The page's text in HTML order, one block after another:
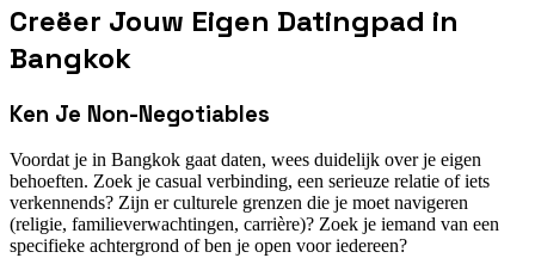
Creëer Jouw Eigen Datingpad in
Bangkok
Ken Je Non-Negotiables
Voordat je in Bangkok gaat daten, wees duidelijk over je eigen
behoeften. Zoek je casual verbinding, een serieuze relatie of iets
verkennends? Zijn er culturele grenzen die je moet navigeren
(religie, familieverwachtingen, carrière)? Zoek je iemand van een
specifieke achtergrond of ben je open voor iedereen?